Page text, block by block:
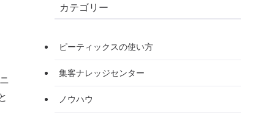
カテゴリー
ピーティックスの使い方
集客ナレッジセンター
ノウハウ